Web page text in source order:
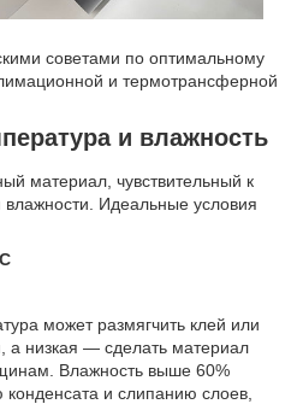
советами по оптимальному
и термотрансферной
и влажность
материал, чувствительный к
Идеальные условия
может размягчить клей или
а низкая — сделать материал
Влажность выше 60%
конденсата и слипанию слоев,